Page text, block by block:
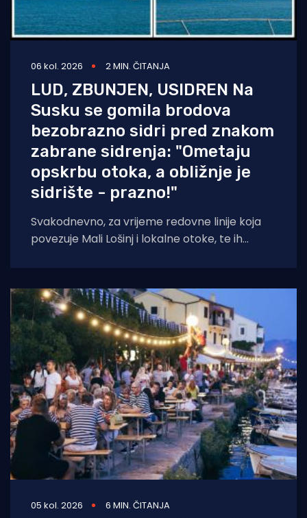
06 kol. 2026 2 MIN. ČITANJA
LUD, ZBUNJEN, USIDREN Na
Susku se gomila brodova
bezobrazno sidri pred znakom
zabrane sidrenja: "Ometaju
opskrbu otoka, a obližnje je
sidrište - prazno!"
Svakodnevno, za vrijeme redovne linije koja
povezuje Mali Lošinj i lokalne otoke, te ih
05 kol. 2026 6 MIN. ČITANJA